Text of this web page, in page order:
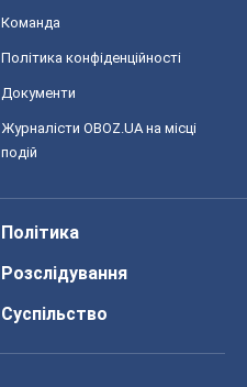
Команда
Політика конфіденційності
Документи
Журналісти OBOZ.UA на місці
подій
Політика
Розслідування
Суспільство